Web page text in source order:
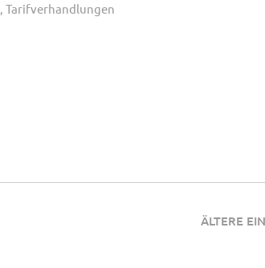
,Tarifverhandlungen
ÄLTERE